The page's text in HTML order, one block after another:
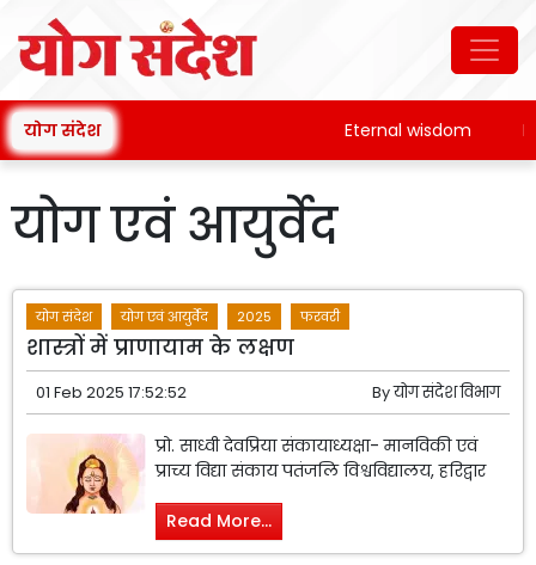
योग संदेश Eternal wisdom
योग एवं आयुर्वेद
योग संदेश योग एवं आयुर्वेद 2025 फरवरी
शास्त्रों में प्राणायाम के लक्षण
01 Feb 2025 17:52:52 Byयोग संदेश विभाग
प्रो. साध्वी देवप्रिया संकायाध्यक्षा- मानविकी एवं
प्राच्य विद्या संकाय पतंजलि विश्वविद्यालय, हरिद्वार
Read More...